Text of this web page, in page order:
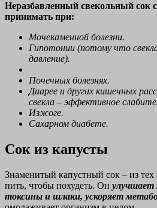
Неразбавленный свекольный сок
принимать при:
Мочекаменной болезни.
Гипотонии (потому что
давление).
Почечных болезнях.
Диарее и других кишечных
свекла – эффективное
Изжоге.
Сахарном диабете.
Сок из капусты
Знаменитый капустный сок – из тех
пить, чтобы похудеть. Он улучшает
токсины и шлаки, ускоряет